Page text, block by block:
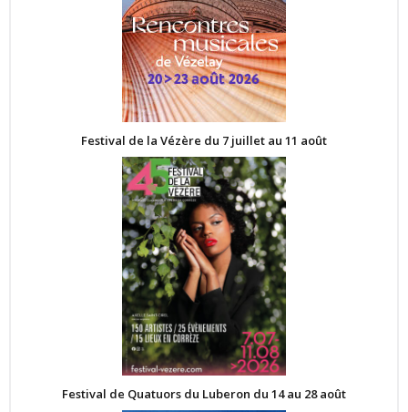
Festival de la Vézère du 7 juillet au 11 août
Festival de Quatuors du Luberon du 14 au 28 août